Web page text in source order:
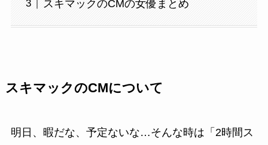
スキマックのCMの女優まとめ
スキマックのCMについて
明日、暇だな、予定ないな…そんな時は「2時間ス